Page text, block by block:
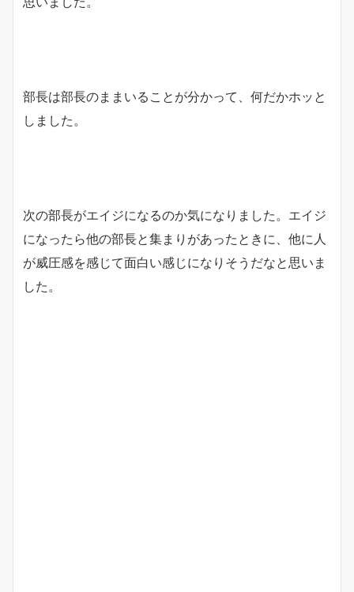
部長は部長のままいることが分かって、何だかホッと
しました。
次の部長がエイジになるのか気になりました。エイジ
になったら他の部長と集まりがあったときに、他に人
が威圧感を感じて面白い感じになりそうだなと思いま
した。